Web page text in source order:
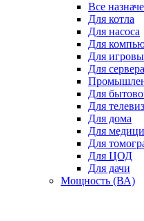
Все
Для котла
Для насоса
Для
Для
Для сервера
Для
Для
Для дома
Для
Для
Для ЦОД
Для дачи
Мощность (ВА)